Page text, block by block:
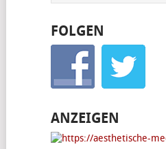
FOLGEN
ANZEIGEN